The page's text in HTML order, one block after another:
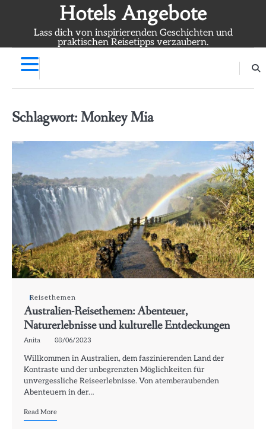
Hotels Angebote
Lass dich von inspirierenden Geschichten und
praktischen Reisetipps verzaubern.
Schlagwort: Monkey Mia
Reisethemen
Australien-Reisethemen: Abenteuer,
Naturerlebnisse und kulturelle Entdeckungen
Anita 08/06/2023
Willkommen in Australien, dem faszinierenden Land der
Kontraste und der unbegrenzten Möglichkeiten für
unvergessliche Reiseerlebnisse. Von atemberaubenden
Abenteuern in der…
Read More